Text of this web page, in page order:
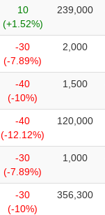
10
(+1.52%)
239,000
-30
(-7.89%)
2,000
-40
(-10%)
1,500
-40
(-12.12%)
120,000
-30
(-7.89%)
1,000
-30
(-10%)
356,300